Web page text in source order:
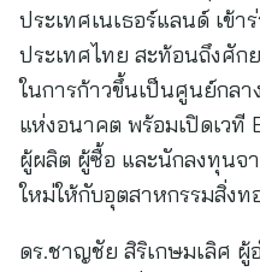
ประเทศเนเธอร์แลนด์ เข้
ประเทศไทย สะท้อนถึงศัก
ในการก้าวขึ้นเป็นศูนย์กล
แห่งอนาคต พร้อมเปิดเวที
ผู้ผลิต ผู้ซื้อ และนักลงทุนจ
ใหม่ให้กับอุตสาหกรรมสิ่งท
ดร.ชาญชัย สิริเกษมเลิศ